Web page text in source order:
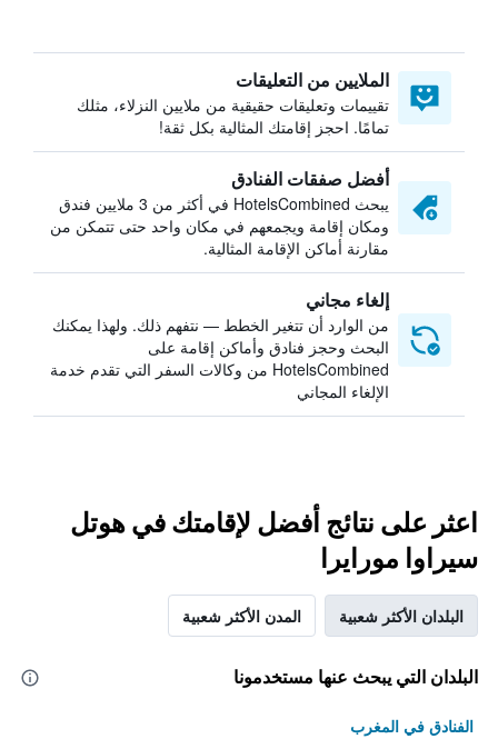
الملايين من التعليقات
تقييمات وتعليقات حقيقية من ملايين النزلاء، مثلك
تمامًا. احجز إقامتك المثالية بكل ثقة!
أفضل صفقات الفنادق
يبحث HotelsCombined في أكثر من 3 ملايين فندق
ومكان إقامة ويجمعهم في مكان واحد حتى تتمكن من
مقارنة أماكن الإقامة المثالية.
إلغاء مجاني
من الوارد أن تتغير الخطط — نتفهم ذلك. ولهذا يمكنك
البحث وحجز فنادق وأماكن إقامة على
HotelsCombined من وكالات السفر التي تقدم خدمة
الإلغاء المجاني
اعثر على نتائج أفضل لإقامتك في هوتل
سيراوا مورايرا
البلدان الأكثر شعبية المدن الأكثر شعبية
البلدان التي يبحث عنها مستخدمونا
الفنادق في المغرب